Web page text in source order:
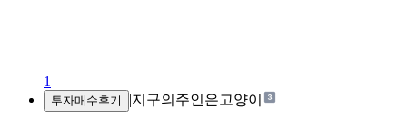
1
투자매수후기 |지구의주인은고양이